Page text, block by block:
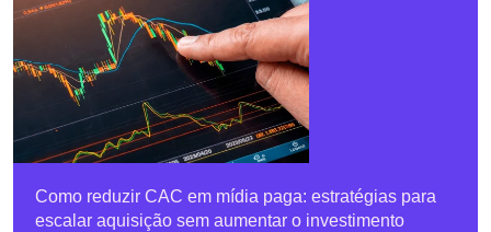
Como reduzir CAC em mídia paga: estratégias para
escalar aquisição sem aumentar o investimento